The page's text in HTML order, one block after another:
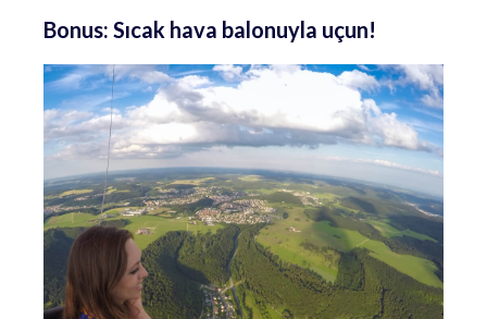
Bonus: Sıcak hava balonuyla uçun!